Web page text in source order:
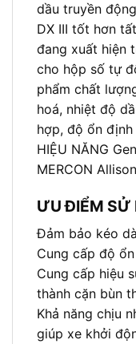
dầu truyền
DX III tốt hơn
đang xuất hiện
cho hộp số tự
phẩm chất
hoá, nhiệt độ
hợp, độ ổn định
HIỆU NĂNG
MERCON
ƯU ĐIỂM SỬ
Đảm bảo kéo
Cung cấp độ
Cung cấp hiệu
thành cặn bùn
Khả năng chịu
giúp xe khởi